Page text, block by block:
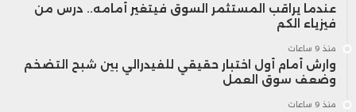
عندما يراقب المستثمر السوق فيتغير أمامه.. درس من
فيزياء الكم
منذ 9 ساعات
وارش أمام أول اختبار حقيقي للفيدرالي بين شبح التضخم
وضعف سوق العمل
منذ 9 ساعات